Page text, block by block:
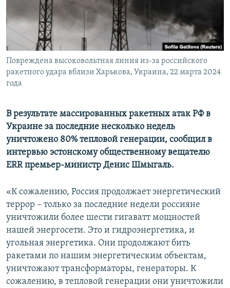
ПОБЕДИТЕЛЕЙ НЕ СУДЯТ?
КРЫМ.НЕПОКОРЕННЫЙ
ELIFBE
УКРАИНСКАЯ ПРОБЛЕМА КРЫМА
ПРИСОЕДИНЯЙТЕСЬ!
Все сайты RFE/RL
Повреждена высоковольтная линия из-за российского
ракетного удара вблизи Харькова, Украина, 22 марта 2024
года
В результате массированных ракетных атак РФ в
Украине за последние несколько недель
уничтожено 80% тепловой генерации, сообщил в
интервью эстонскому общественному вещателю
ERR премьер-министр Денис Шмыгаль.
«К сожалению, Россия продолжает энергетический
террор – только за последние недели россияне
уничтожили более шести гигаватт мощностей
нашей энергосети. Это и гидроэнергетика, и
угольная энергетика. Они продолжают бить
ракетами по нашим энергетическим объектам,
уничтожают трансформаторы, генераторы. К
сожалению, в тепловой генерации они уничтожили